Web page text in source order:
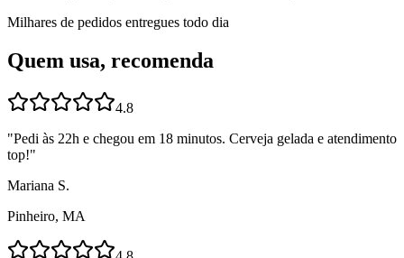
Milhares de pedidos entregues todo dia
Quem usa, recomenda
4.8
"Pedi às 22h e chegou em 18 minutos. Cerveja gelada e atendimento
top!"
Mariana S.
Pinheiro, MA